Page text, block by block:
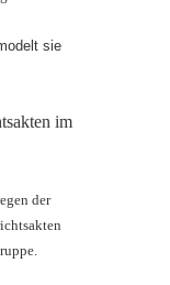
sie
im
der